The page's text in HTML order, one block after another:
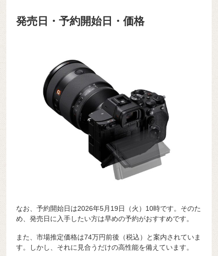
発売日・予約開始日・価格
なお、予約開始日は2026年5月19日（火）10時です。そのた
め、発売日に入手したい方は早めの予約がおすすめです。
また、市場推定価格は74万円前後（税込）と案内されていま
す。しかし、それに見合うだけの高性能を備えています。